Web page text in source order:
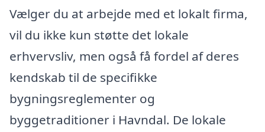
Vælger du at arbejde med et lokalt firma,
vil du ikke kun støtte det lokale
erhvervsliv, men også få fordel af deres
kendskab til de specifikke
bygningsreglementer og
byggetraditioner i Havndal. De lokale